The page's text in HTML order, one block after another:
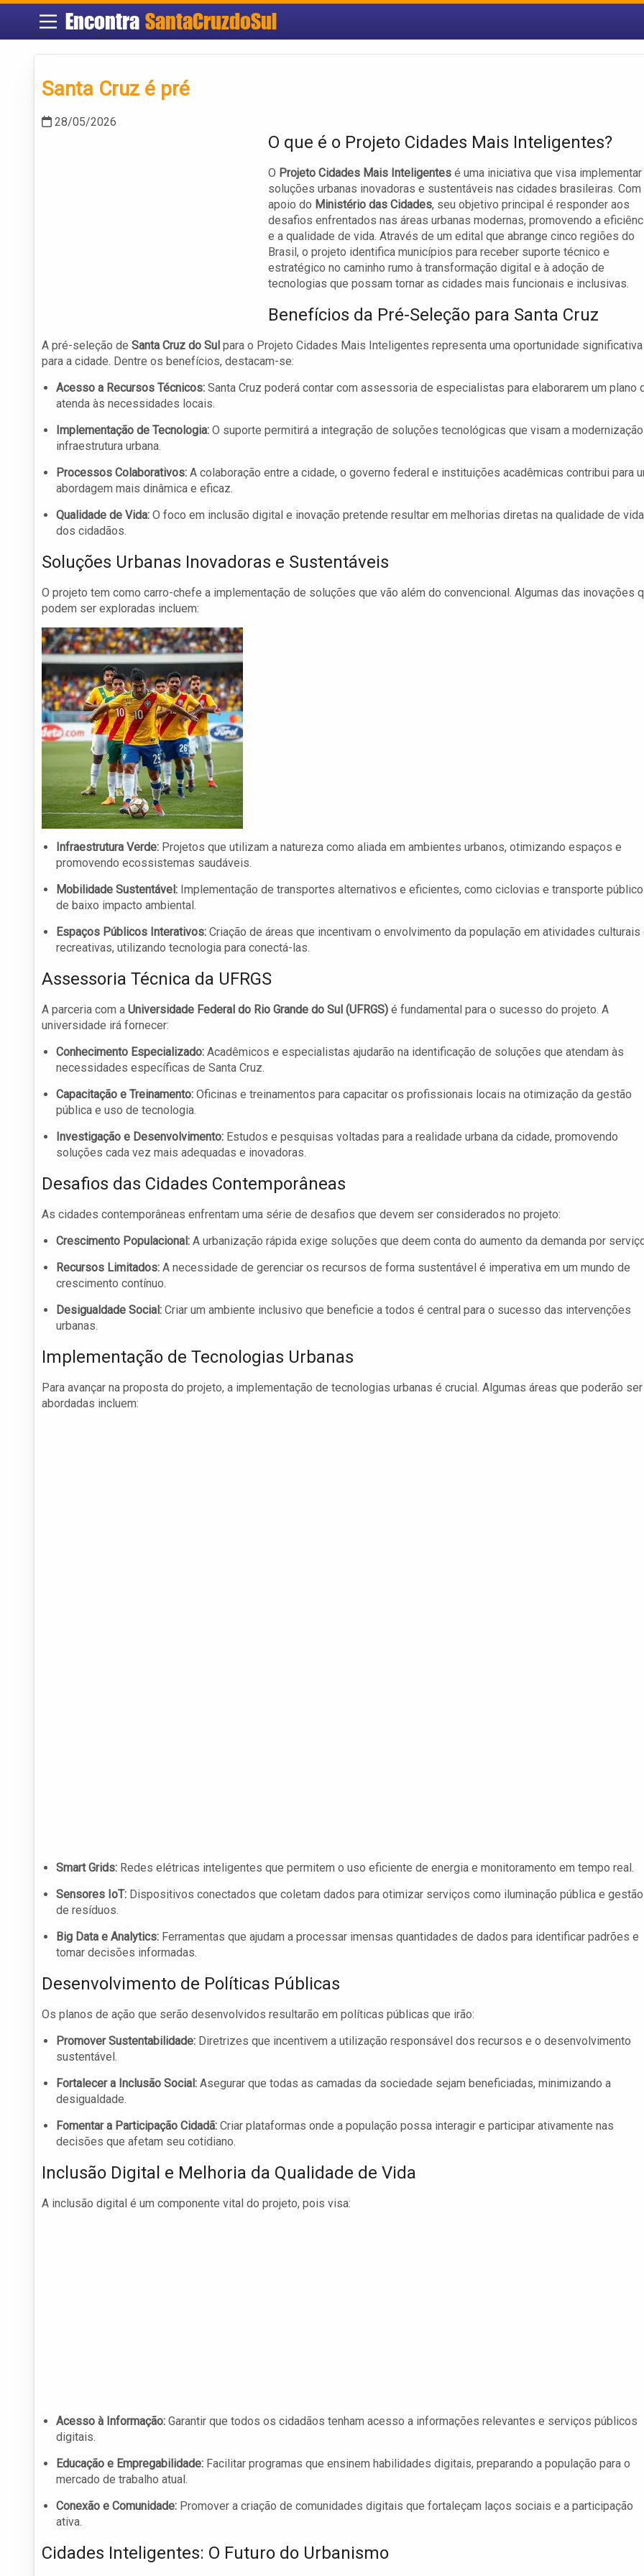
Encontra SantaCruzdoSul
Santa Cruz é pré
28/05/2026
O que é o Projeto Cidades Mais Inteligentes?
O Projeto Cidades Mais Inteligentes é uma iniciativa que visa implementar
soluções urbanas inovadoras e sustentáveis nas cidades brasileiras. Com
apoio do Ministério das Cidades, seu objetivo principal é responder aos
desafios enfrentados nas áreas urbanas modernas, promovendo a
e a qualidade de vida. Através de um edital que abrange cinco regiões do
Brasil, o projeto identifica municípios para receber suporte técnico e
estratégico no caminho rumo à transformação digital e à adoção de
tecnologias que possam tornar as cidades mais funcionais e inclusivas.
Benefícios da Pré-Seleção para Santa Cruz
A pré-seleção de Santa Cruz do Sul para o Projeto Cidades Mais Inteligentes representa uma oportunidade significativa
para a cidade. Dentre os benefícios, destacam-se:
Acesso a Recursos Técnicos: Santa Cruz poderá contar com assessoria de especialistas para elaborarem um plano
atenda às necessidades locais.
Implementação de Tecnologia: O suporte permitirá a integração de soluções tecnológicas que visam a
infraestrutura urbana.
Processos Colaborativos: A colaboração entre a cidade, o governo federal e instituições acadêmicas contribui para
abordagem mais dinâmica e eficaz.
Qualidade de Vida: O foco em inclusão digital e inovação pretende resultar em melhorias diretas na qualidade de vida
dos cidadãos.
Soluções Urbanas Inovadoras e Sustentáveis
O projeto tem como carro-chefe a implementação de soluções que vão além do convencional. Algumas das inovações
podem ser exploradas incluem:
Infraestrutura Verde: Projetos que utilizam a natureza como aliada em ambientes urbanos, otimizando espaços e
promovendo ecossistemas saudáveis.
Mobilidade Sustentável: Implementação de transportes alternativos e eficientes, como ciclovias e transporte público
de baixo impacto ambiental.
Espaços Públicos Interativos: Criação de áreas que incentivam o envolvimento da população em atividades culturais
recreativas, utilizando tecnologia para conectá-las.
Assessoria Técnica da UFRGS
A parceria com a Universidade Federal do Rio Grande do Sul (UFRGS) é fundamental para o sucesso do projeto. A
universidade irá fornecer:
Conhecimento Especializado: Acadêmicos e especialistas ajudarão na identificação de soluções que atendam às
necessidades específicas de Santa Cruz.
Capacitação e Treinamento: Oficinas e treinamentos para capacitar os profissionais locais na otimização da gestão
pública e uso de tecnologia.
Investigação e Desenvolvimento: Estudos e pesquisas voltadas para a realidade urbana da cidade, promovendo
soluções cada vez mais adequadas e inovadoras.
Desafios das Cidades Contemporâneas
As cidades contemporâneas enfrentam uma série de desafios que devem ser considerados no projeto:
Crescimento Populacional: A urbanização rápida exige soluções que deem conta do aumento da demanda por
Recursos Limitados: A necessidade de gerenciar os recursos de forma sustentável é imperativa em um mundo de
crescimento contínuo.
Desigualdade Social: Criar um ambiente inclusivo que beneficie a todos é central para o sucesso das intervenções
urbanas.
Implementação de Tecnologias Urbanas
Para avançar na proposta do projeto, a implementação de tecnologias urbanas é crucial. Algumas áreas que poderão ser
abordadas incluem:
Smart Grids: Redes elétricas inteligentes que permitem o uso eficiente de energia e monitoramento em tempo real.
Sensores IoT: Dispositivos conectados que coletam dados para otimizar serviços como iluminação pública e gestão
de resíduos.
Big Data e Analytics: Ferramentas que ajudam a processar imensas quantidades de dados para identificar padrões e
tomar decisões informadas.
Desenvolvimento de Políticas Públicas
Os planos de ação que serão desenvolvidos resultarão em políticas públicas que irão:
Promover Sustentabilidade: Diretrizes que incentivem a utilização responsável dos recursos e o desenvolvimento
sustentável.
Fortalecer a Inclusão Social: Asegurar que todas as camadas da sociedade sejam beneficiadas, minimizando a
desigualdade.
Fomentar a Participação Cidadã: Criar plataformas onde a população possa interagir e participar ativamente nas
decisões que afetam seu cotidiano.
Inclusão Digital e Melhoria da Qualidade de Vida
A inclusão digital é um componente vital do projeto, pois visa:
Acesso à Informação: Garantir que todos os cidadãos tenham acesso a informações relevantes e serviços públicos
digitais.
Educação e Empregabilidade: Facilitar programas que ensinem habilidades digitais, preparando a população para o
mercado de trabalho atual.
Conexão e Comunidade: Promover a criação de comunidades digitais que fortaleçam laços sociais e a participação
ativa.
Cidades Inteligentes: O Futuro do Urbanismo